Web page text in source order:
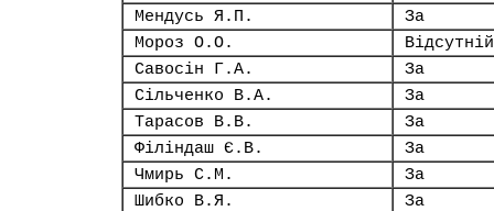
Мендусь Я.П.
За
Мороз О.О.
Відсутній
Савосін Г.А.
За
Сільченко В.А.
За
Тарасов В.В.
За
Філіндаш Є.В.
За
Чмирь С.М.
За
Шибко В.Я.
За